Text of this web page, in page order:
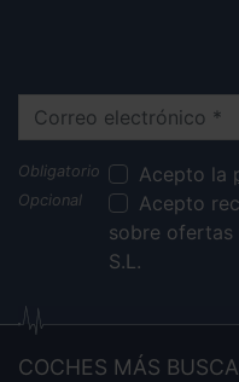
Correo electrónico
Acepto la
Acepto
sobre ofertas
S.L.
COCHES MÁS